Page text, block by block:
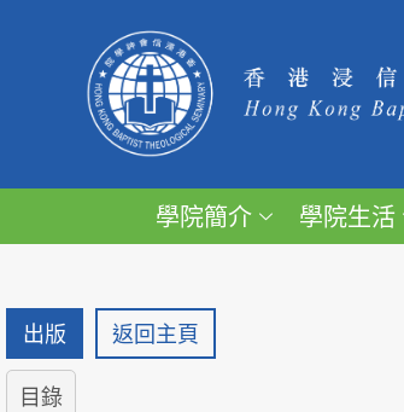
學院簡介 學院生活
出版 返回主頁
目錄